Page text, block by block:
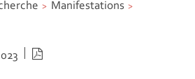
Manifestations